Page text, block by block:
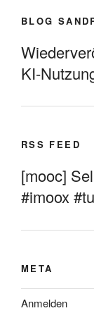
BLOG
KI-
RSS FEED
[mooc]
#imoox
META
Anmelden